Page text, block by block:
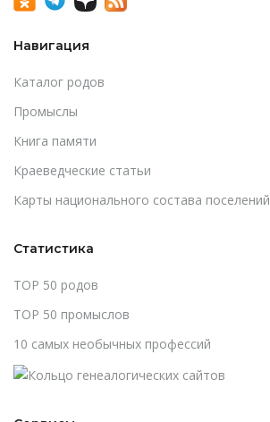
Навигация
Каталог родов
Промыслы
Книга памяти
Краеведческие статьи
Карты национального состава поселений
Статистика
TOP 50 родов
TOP 50 промыслов
10 самых необычных профессий